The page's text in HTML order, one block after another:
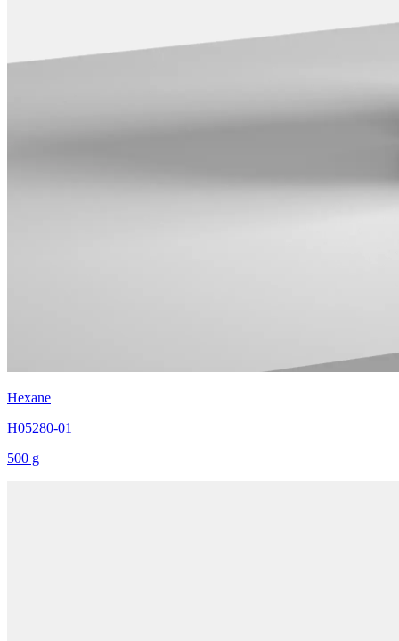
Hexane
H05280-01
500 g